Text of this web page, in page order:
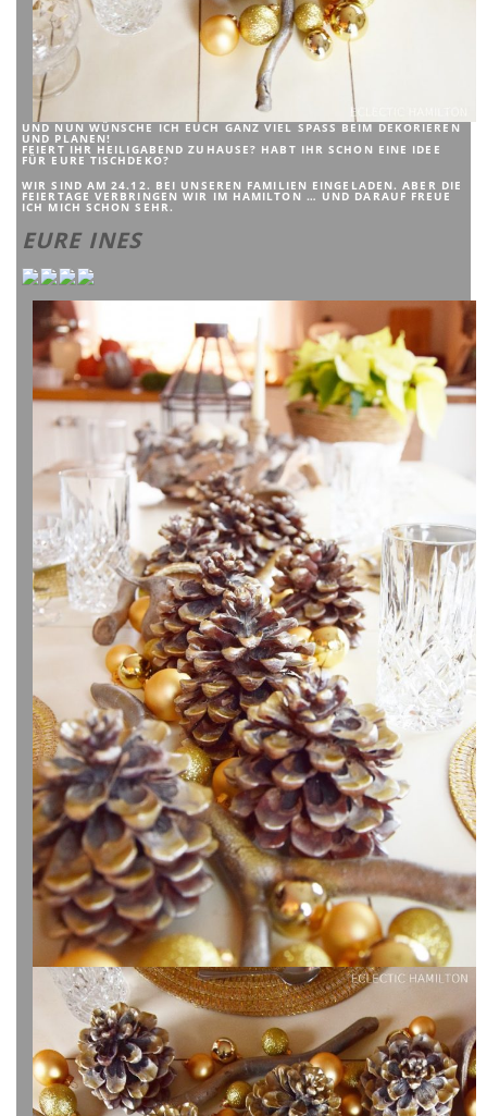
UND NUN WÜNSCHE ICH EUCH GANZ VIEL SPASS BEIM DEKORIEREN U
ND PLANEN!
FEIERT IHR HEILIGABEND ZUHAUSE? HABT IHR SCHON EINE IDEE
FÜR EURE TISCHDEKO?
WIR SIND AM 24.12. BEI UNSEREN FAMILIEN EINGELADEN. ABER DIE
FEIERTAGE VERBRINGEN WIR IM HAMILTON … UND DARAUF FREUE
ICH MICH SCHON SEHR.
EURE INES